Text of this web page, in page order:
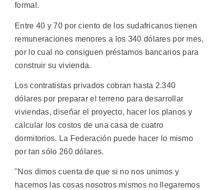
formal.
Entre 40 y 70 por ciento de los sudafricanos tienen
remuneraciones menores a los 340 dólares por mes,
por lo cual no consiguen préstamos bancarios para
construir su vivienda.
Los contratistas privados cobran hasta 2.340
dólares por preparar el terreno para desarrollar
viviendas, diseñar el proyecto, hacer los planos y
calcular los costos de una casa de cuatro
dormitorios. La Federación puede hacer lo mismo
por tan sólo 260 dólares.
"Nos dimos cuenta de que si no nos unimos y
hacemos las cosas nosotros mismos no llegaremos